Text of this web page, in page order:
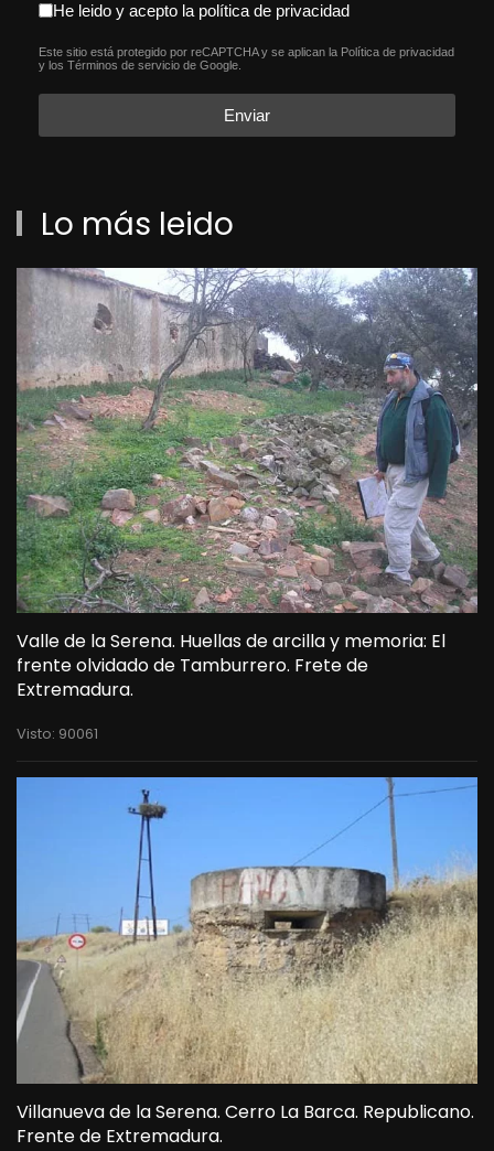
aceptacion política de
He leido y acepto la política de privacidad
reCAPTCHA*
Este sitio está protegido por reCAPTCHA y se aplican la Política de privacidad
y los Términos de servicio de Google.
Enviar
Lo más leido
Valle de la Serena. Huellas de arcilla y memoria: El
frente olvidado de Tamburrero. Frete de
Extremadura.
Visto: 90061
Villanueva de la Serena. Cerro La Barca. Republicano.
Frente de Extremadura.